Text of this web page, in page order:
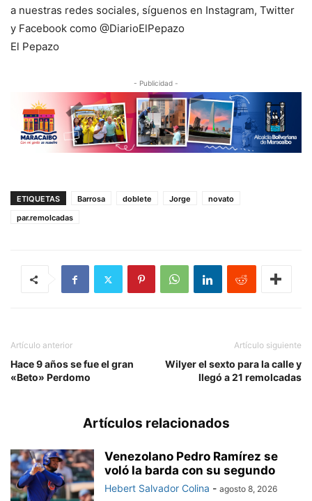
a nuestras redes sociales, síguenos en Instagram, Twitter
y Facebook como @DiarioElPepazo
El Pepazo
- Publicidad -
ETIQUETAS Barrosa doblete Jorge
novato
par.remolcadas
Artículo anterior
Hace 9 años se fue el gran
«Beto» Perdomo
Artículo siguiente
Wilyer el sexto para la calle y
llegó a 21 remolcadas
Artículos relacionados
Venezolano Pedro Ramírez se
voló la barda con su segundo
Hebert Salvador Colina - agosto 8, 2026